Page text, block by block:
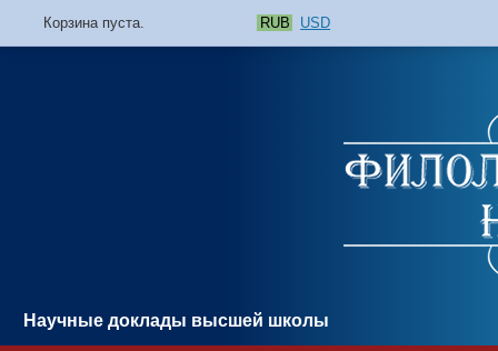
Корзина пуста. RUB USD
Научные доклады высшей школы